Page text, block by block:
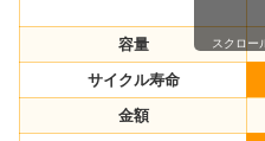
容量
サイクル寿命
金額
スクロー